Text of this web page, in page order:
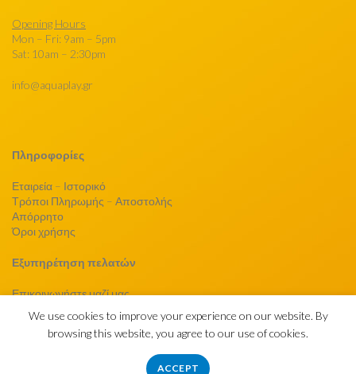
Opening Hours
Mon – Fri: 9am – 5pm
Sat: 10am – 2:30pm
info@aquaplay.gr
Πληροφορίες
Εταιρεία – Ιστορικό
Τρόποι Πληρωμής – Αποστολής
Απόρρητο
Όροι χρήσης
Εξυπηρέτηση πελατών
Επικοινωνήστε μαζί μας
2023 CREATED BY
We use cookies to improve your experience on our website. By
browsing this website, you agree to our use of cookies.
ACCEPT